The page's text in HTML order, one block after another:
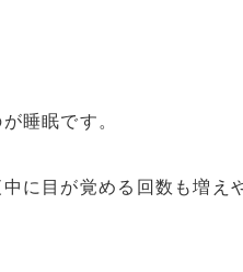
睡眠です。
に目が覚める回数も増